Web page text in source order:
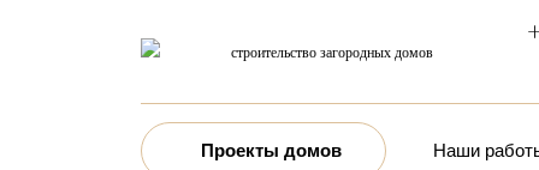
строительство загородных домов
Проекты домов Наши